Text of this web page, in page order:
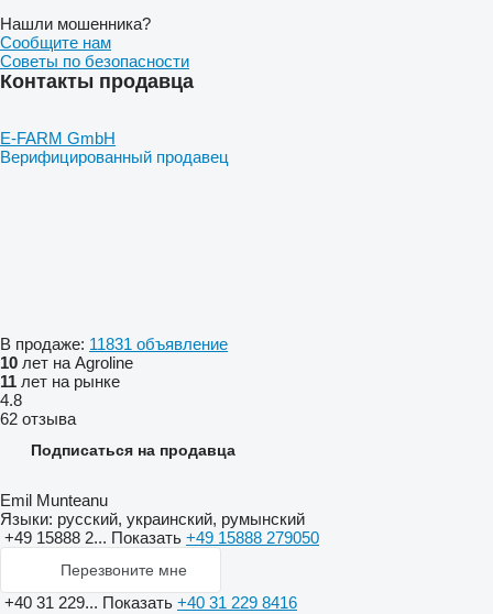
Нашли мошенника?
Сообщите нам
Советы по безопасности
Контакты продавца
E-FARM GmbH
Верифицированный продавец
В продаже: 11831 объявление
10 лет на Agroline
11 лет на рынке
4.8
62 отзыва
Подписаться на продавца
Emil Munteanu
Языки: русский, украинский, румынский
+49 15888 2... Показать +49 15888 279050
Перезвоните мне
+40 31 229... Показать +40 31 229 8416